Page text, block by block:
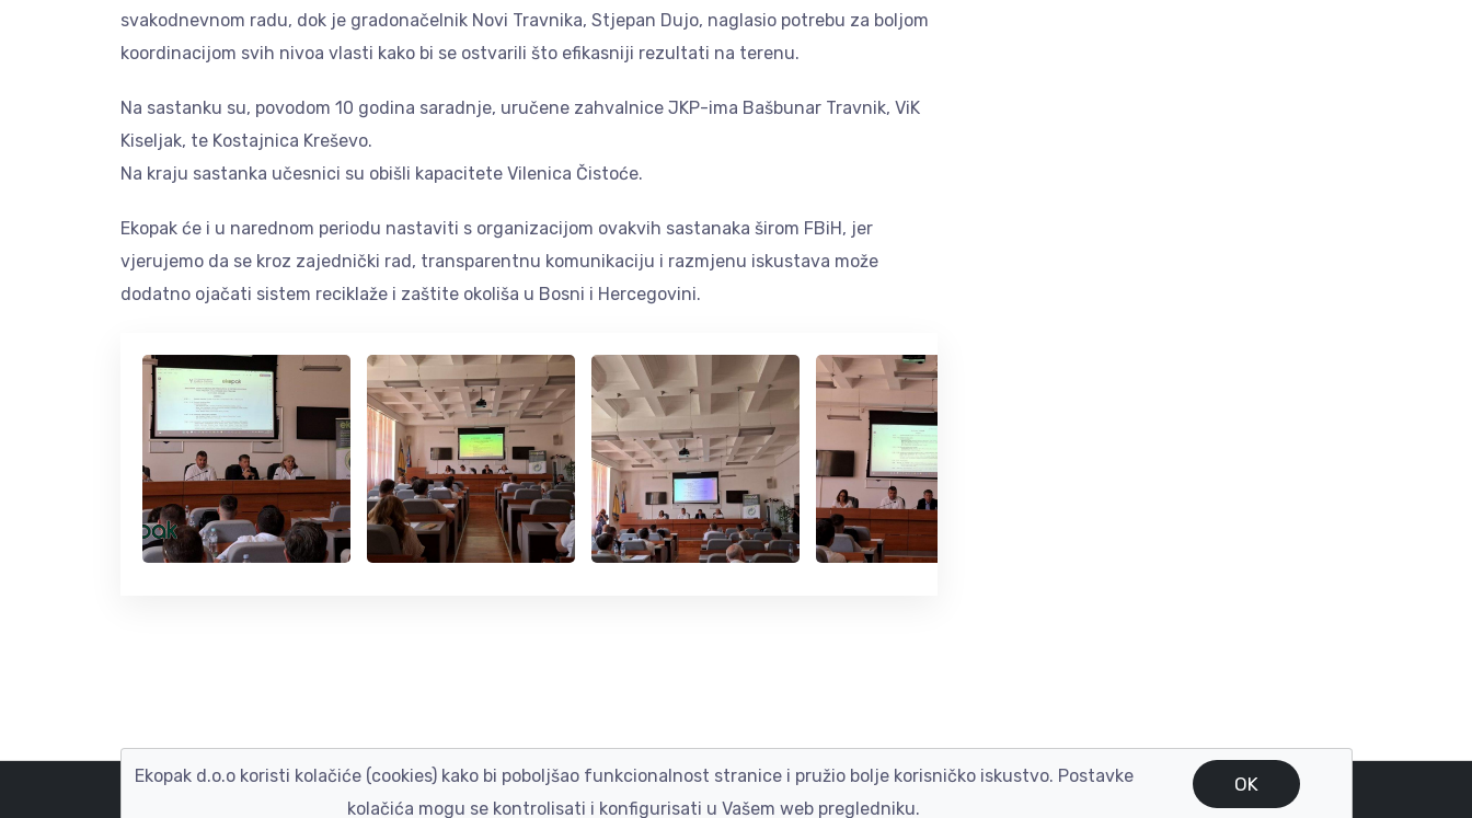
svakodnevnom radu, dok je gradonačelnik Novi Travnika, Stjepan Dujo, naglasio potrebu za boljom
koordinacijom svih nivoa vlasti kako bi se ostvarili što efikasniji rezultati na terenu.
Na sastanku su, povodom 10 godina saradnje, uručene zahvalnice JKP-ima Bašbunar Travnik, ViK
Kiseljak, te Kostajnica Kreševo.
Na kraju sastanka učesnici su obišli kapacitete Vilenica Čistoće.
Ekopak će i u narednom periodu nastaviti s organizacijom ovakvih sastanaka širom FBiH, jer
vjerujemo da se kroz zajednički rad, transparentnu komunikaciju i razmjenu iskustava može
dodatno ojačati sistem reciklaže i zaštite okoliša u Bosni i Hercegovini.
© EKOPAK 2023 | Izrada ENIGMA
Ekopak d.o.o koristi kolačiće (cookies) kako bi poboljšao funkcionalnost stranice i pružio bolje korisničko iskustvo. Postavke
kolačića mogu se kontrolisati i konfigurisati u Vašem web pregledniku.
OK